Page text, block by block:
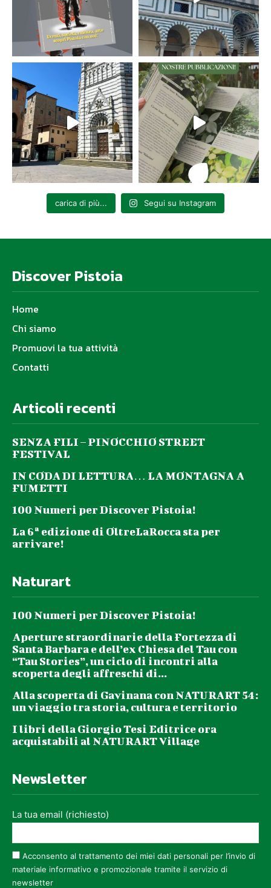
carica di più... Segui su Instagram
Discover Pistoia
Home
Chi siamo
Promuovi la tua attività
Contatti
Articoli recenti
SENZA FILI – PINOCCHIO STREET
FESTIVAL
IN CODA DI LETTURA… LA MONTAGNA A
FUMETTI
100 Numeri per Discover Pistoia!
La 6ª edizione di OltreLaRocca sta per
arrivare!
Naturart
100 Numeri per Discover Pistoia!
Aperture straordinarie della Fortezza di
Santa Barbara e dell’ex Chiesa del Tau con
“Tau Stories”, un ciclo di incontri alla
scoperta degli affreschi di...
Alla scoperta di Gavinana con NATURART 54:
un viaggio tra storia, cultura e territorio
I libri della Giorgio Tesi Editrice ora
acquistabili al NATURART Village
Newsletter
La tua email (richiesto)
Acconsento al trattamento dei miei dati personali per l’invio di
materiale informativo e promozionale tramite il servizio di
newsletter